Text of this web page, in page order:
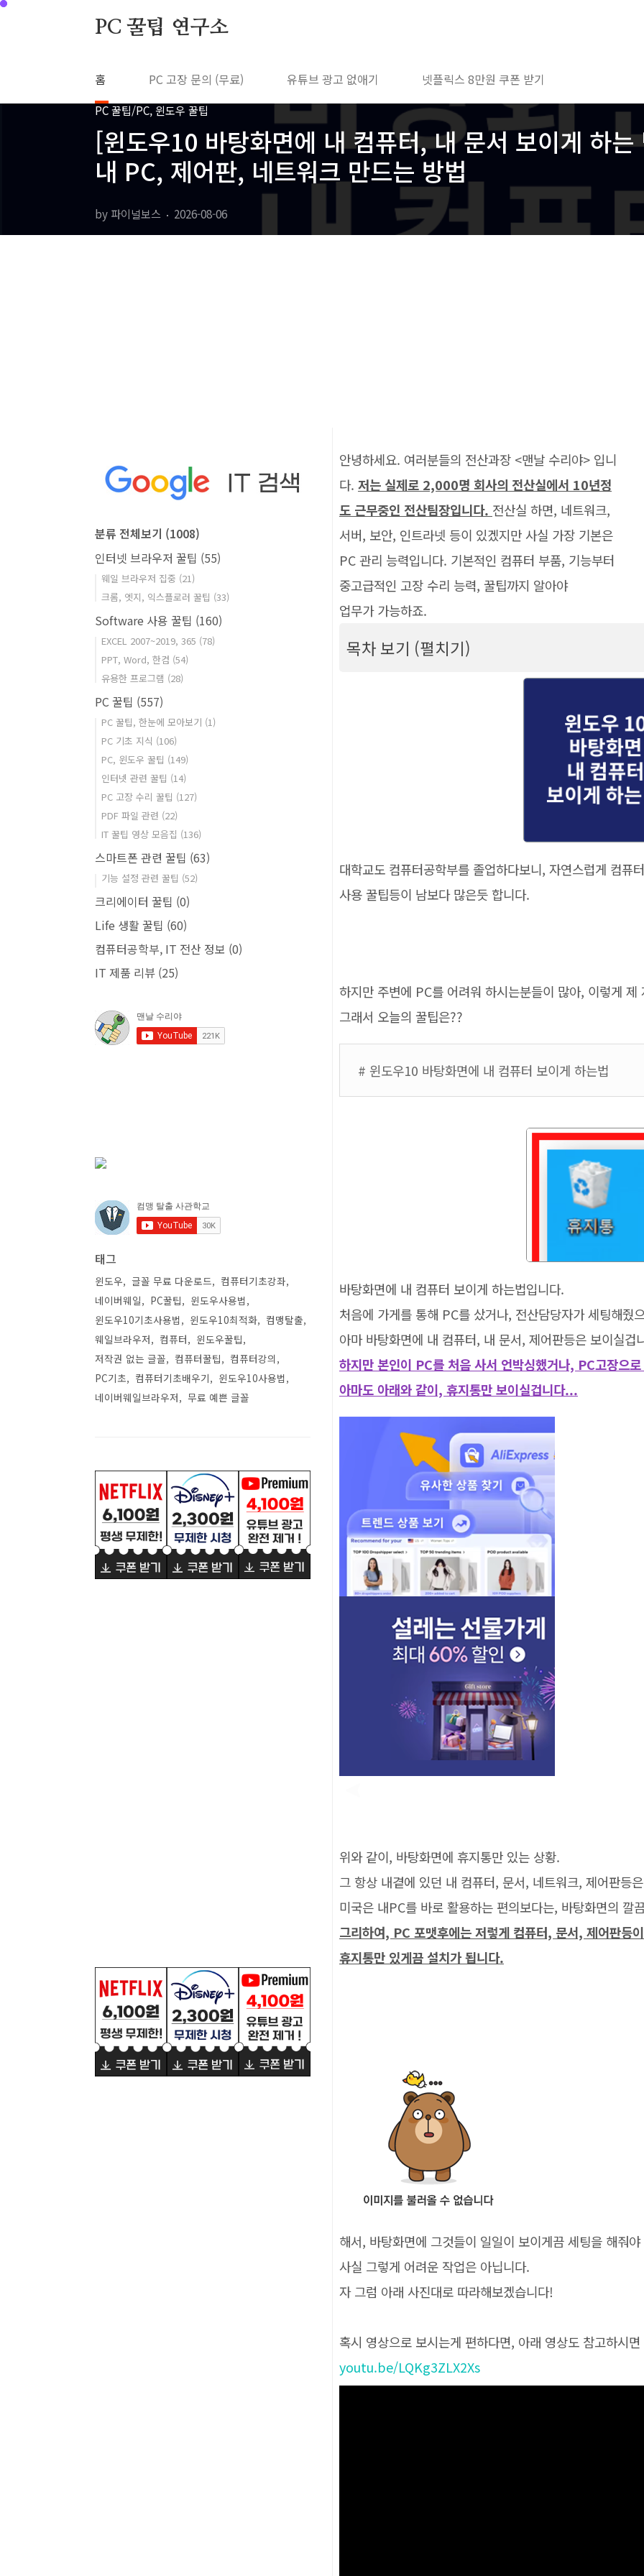
본문 바로가기
PC 꿀팁 연구소
홈 PC 고장 문의 (무료) 유튜브 광고 없애기 넷플릭스 8만원 쿠폰 받기
PC 꿀팁/PC, 윈도우 꿀팁
[윈도우10 바탕화면에 내 컴퓨터, 내 문서 보이게 하
내 PC, 제어판, 네트워크 만드는 방법
by 파이널보스 2026-08-06
안녕하세요. 여러분들의 전산과장 <맨날 수리야> 입니
다. 저는 실제로 2,000명 회사의 전산실에서 10년정
도 근무중인 전산팀장입니다. 전산실 하면, 네트워크,
서버, 보안, 인트라넷 등이 있겠지만 사실 가장 기본은
PC 관리 능력입니다. 기본적인 컴퓨터 부품, 기능부터
중고급적인 고장 수리 능력, 꿀팁까지 알아야
업무가 가능하죠.
목차 보기 (펼치기)
[윈도우10 바탕화면에 내 컴퓨터, 내 문서 보이
대학교도 컴퓨터공학부를 졸업하다보니, 자연스럽게 컴퓨
사용 꿀팁등이 남보다 많은듯 합니다.
하지만 주변에 PC를 어려워 하시는분들이 많아, 이렇게 제
그래서 오늘의 꿀팁은??
# 윈도우10 바탕화면에 내 컴퓨터 보이게 하는법
바탕화면에 내 컴퓨터 보이게 하는법입니다.
처음에 가게를 통해 PC를 샀거나, 전산담당자가 세팅해줬
아마 바탕화면에 내 컴퓨터, 내 문서, 제어판등은 보이실겁
하지만 본인이 PC를 처음 사서 언박싱했거나, PC고장으
아마도 아래와 같이, 휴지통만 보이실겁니다...
위와 같이, 바탕화면에 휴지통만 있는 상황.
그 항상 내곁에 있던 내 컴퓨터, 문서, 네트워크, 제어판등
미국은 내PC를 바로 활용하는 편의보다는, 바탕화면의 깔
그리하여, PC 포맷후에는 저렇게 컴퓨터, 문서, 제어판등
휴지통만 있게끔 설치가 됩니다.
해서, 바탕화면에 그것들이 일일이 보이게끔 세팅을 해줘
사실 그렇게 어려운 작업은 아닙니다.
자 그럼 아래 사진대로 따라해보겠습니다!
혹시 영상으로 보시는게 편하다면, 아래 영상도 참고하시
youtu.be/LQKg3ZLX2Xs
분류 전체보기 (1008)
인터넷 브라우저 꿀팁 (55)
웨일 브라우저 집중 (21)
크롬, 엣지, 익스플로러 꿀팁 (33)
Software 사용 꿀팁 (160)
EXCEL 2007~2019, 365 (78)
PPT, Word, 한컴 (54)
유용한 프로그램 (28)
PC 꿀팁 (557)
PC 꿀팁, 한눈에 모아보기 (1)
PC 기초 지식 (106)
PC, 윈도우 꿀팁 (149)
인터넷 관련 꿀팁 (14)
PC 고장 수리 꿀팁 (127)
PDF 파일 관련 (22)
IT 꿀팁 영상 모음집 (136)
스마트폰 관련 꿀팁 (63)
기능 설정 관련 꿀팁 (52)
크리에이터 꿀팁 (0)
Life 생활 꿀팁 (60)
컴퓨터공학부, IT 전산 정보 (0)
IT 제품 리뷰 (25)
태그
윈도우 글꼴 무료 다운로드
컴퓨터기초강좌
네이버웨일
PC꿀팁
윈도우사용법
윈도우10기초사용법
윈도우10최적화
컴맹탈출
웨일브라우저
컴퓨터
윈도우꿀팁
저작권 없는 글꼴
컴퓨터꿀팁
컴퓨터강의
PC기초
컴퓨터기초배우기
윈도우10사용법
네이버웨일브라우저
무료 예쁜 글꼴